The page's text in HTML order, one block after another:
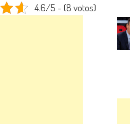
4.6/5 - (8 votos)